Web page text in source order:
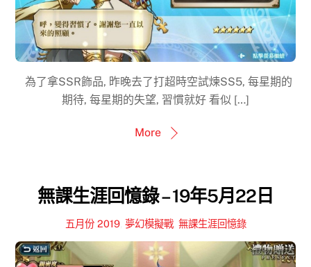
為了拿SSR飾品, 昨晚去了打超時空試煉SS5, 每星期的
期待, 每星期的失望, 習慣就好 看似 […]
More
無課生涯回憶錄 – 19年5月22日
五月份 2019, 夢幻模擬戰, 無課生涯回憶錄